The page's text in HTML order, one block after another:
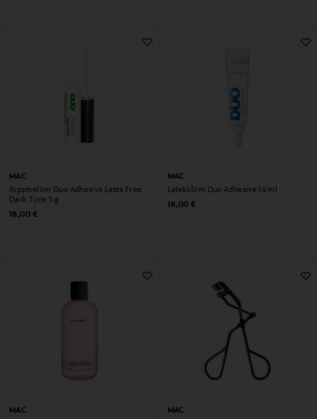
MAC
Ripsmeliim Duo Adhesive Latex Free
Dark Tone 5 g
Original Price
18,00 €
MAC
Lateksliim Duo Adhesive 14 ml
Original Price
18,00 €
MAC
MAC